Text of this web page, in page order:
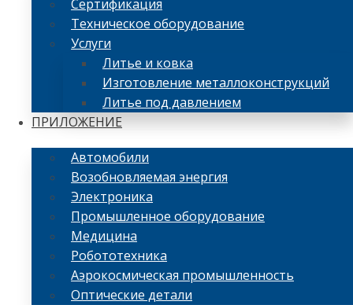
Сертификация
Техническое оборудование
Услуги
Литье и ковка
Изготовление металлоконструкций
Литье под давлением
ПРИЛОЖЕНИЕ
Автомобили
Возобновляемая энергия
Электроника
Промышленное оборудование
Медицина
Робототехника
Аэрокосмическая промышленность
Оптические детали